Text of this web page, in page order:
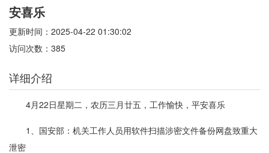
安喜乐
更新时间：2025-04-22 01:30:02
访问次数：385
详细介绍
4月22日星期二，农历三月廿五，工作愉快，平安喜乐
1、国安部：机关工作人员用软件扫描涉密文件备份网盘致重大
泄密